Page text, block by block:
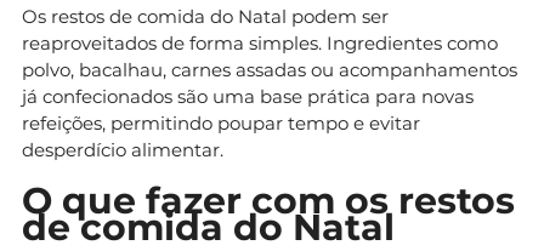
Os restos de comida do Natal podem ser
reaproveitados de forma simples. Ingredientes como
polvo, bacalhau, carnes assadas ou acompanhamentos
já confecionados são uma base prática para novas
refeições, permitindo poupar tempo e evitar
desperdício alimentar.
O que fazer com os restos
de comida do Natal